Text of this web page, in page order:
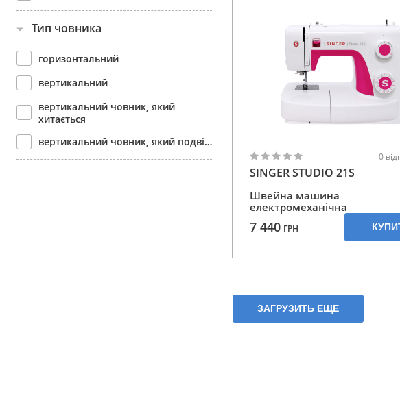
32 операції
34 операції
40 операцій
7 операцій
8 операцій
Тип човника
горизонтальний
вертикальний
вертикальний човник, який
хитається
вертикальний човник, який подвійно оббігає
0
SINGER STUDIO 21S
Швейна машина
електромеханічна
7 440 ГРН
ЗАГРУЗИТЬ ЕЩЕ